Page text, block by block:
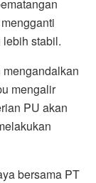
stabil.
mengalir
PU akan
bersama PT